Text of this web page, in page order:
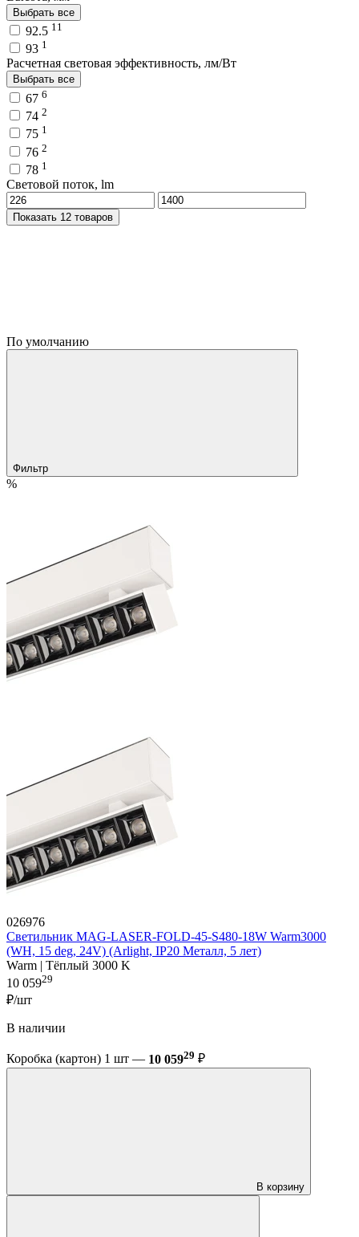
Выбрать все
92.5 11
93 1
Расчетная световая эффективность, лм/Вт
Выбрать все
67 6
74 2
75 1
76 2
78 1
Световой поток, lm
Показать 12 товаров
По умолчанию
Фильтр
%
026976
Светильник MAG-LASER-FOLD-45-S480-18W Warm3000
(WH, 15 deg, 24V) (Arlight, IP20 Металл, 5 лет)
Warm | Тёплый 3000 K
10 05929
₽/шт
В наличии
Коробка (картон) 1 шт — 10 05929 ₽
В корзину